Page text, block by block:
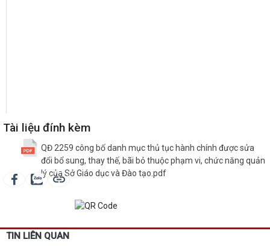
Tài liệu đính kèm
QĐ 2259 công bố danh mục thủ tục hành chính được sửa
đổi bổ sung, thay thế, bãi bỏ thuộc phạm vi, chức năng quản
lý của Sở Giáo dục và Đào tạo.pdf
TIN LIÊN QUAN